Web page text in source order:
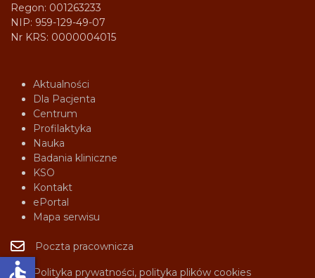
Regon: 001263233
NIP: 959-129-49-07
Nr KRS: 0000004015
Aktualności
Dla Pacjenta
Centrum
Profilaktyka
Nauka
Badania kliniczne
KSO
Kontakt
ePortal
Mapa serwisu
Poczta pracownicza
Polityka prywatności, polityka plików cookies
accessible